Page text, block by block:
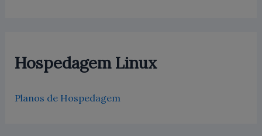
Hospedagem Linux
Planos de Hospedagem